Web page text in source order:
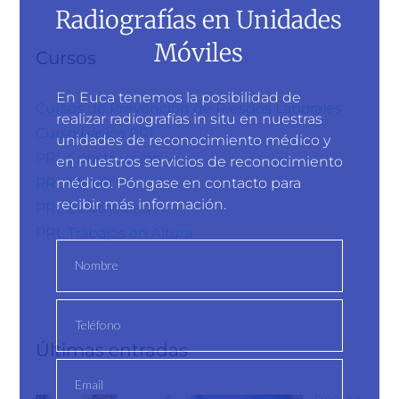
Cursos
Cursos de Prevención de Riesgos Laborales
Curso básico PRL
PRL Construcción
PRL Metal
PRL Electricidad
PRL Trabajos en Altura
Últimas entradas
Radiografías en Unidades
Móviles
En Euca tenemos la posibilidad de
realizar radiografías in situ en nuestras
unidades de reconocimiento médico y
en nuestros servicios de reconocimiento
médico. Póngase en contacto para
recibir más información.